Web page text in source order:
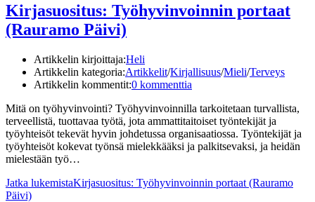
Kirjasuositus: Työhyvinvoinnin portaat
(Rauramo Päivi)
Artikkelin kirjoittaja:Heli
Artikkelin kategoria:Artikkelit/Kirjallisuus/Mieli/Terveys
Artikkelin kommentit:0 kommenttia
Mitä on työhyvinvointi? Työhyvinvoinnilla tarkoitetaan turvallista,
terveellistä, tuottavaa työtä, jota ammattitaitoiset työntekijät ja
työyhteisöt tekevät hyvin johdetussa organisaatiossa. Työntekijät ja
työyhteisöt kokevat työnsä mielekkääksi ja palkitsevaksi, ja heidän
mielestään työ…
Jatka lukemistaKirjasuositus: Työhyvinvoinnin portaat (Rauramo
Päivi)